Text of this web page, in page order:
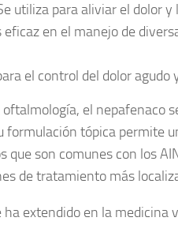
utiliza para aliviar el dolor
eficaz en el manejo de
el control del dolor
el nepafenaco
tópica permite
que son comunes con los
de tratamiento más
extendido en la